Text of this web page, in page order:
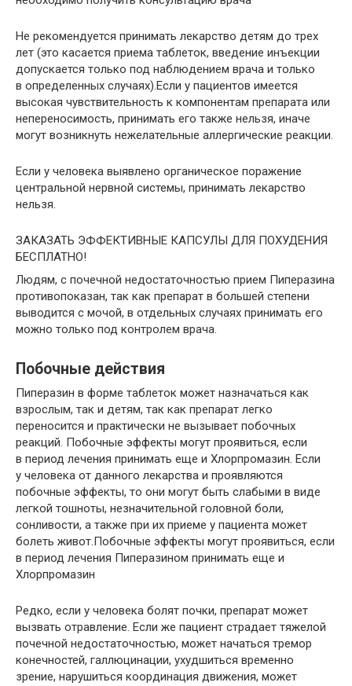
Не рекомендуется принимать лекарство детям до трех
лет (это касается приема таблеток, введение инъекции
допускается только под наблюдением врача и только
в определенных случаях).Если у пациентов имеется
высокая чувствительность к компонентам препарата или
непереносимость, принимать его также нельзя, иначе
могут возникнуть нежелательные аллергические реакции.
Если у человека выявлено органическое поражение
центральной нервной системы, принимать лекарство
нельзя.
ЗАКАЗАТЬ ЭФФЕКТИВНЫЕ КАПСУЛЫ ДЛЯ ПОХУДЕНИЯ
БЕСПЛАТНО!
Людям, с почечной недостаточностью прием Пиперазина
противопоказан, так как препарат в большей степени
выводится с мочой, в отдельных случаях принимать его
можно только под контролем врача.
Побочные действия
Пиперазин в форме таблеток может назначаться как
взрослым, так и детям, так как препарат легко
переносится и практически не вызывает побочных
реакций. Побочные эффекты могут проявиться, если
в период лечения принимать еще и Хлорпромазин. Если
у человека от данного лекарства и проявляются
побочные эффекты, то они могут быть слабыми в виде
легкой тошноты, незначительной головной боли,
сонливости, а также при их приеме у пациента может
болеть живот.Побочные эффекты могут проявиться, если
в период лечения Пиперазином принимать еще и
Хлорпромазин
Редко, если у человека болят почки, препарат может
вызвать отравление. Если же пациент страдает тяжелой
почечной недостаточностью, может начаться тремор
конечностей, галлюцинации, ухудшиться временно
зрение, нарушиться координация движения, может